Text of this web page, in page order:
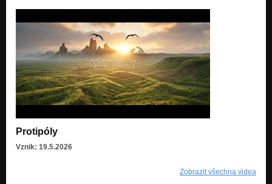
Protipóly
Vznik: 19.5.2026
Zobrazit všechna videa